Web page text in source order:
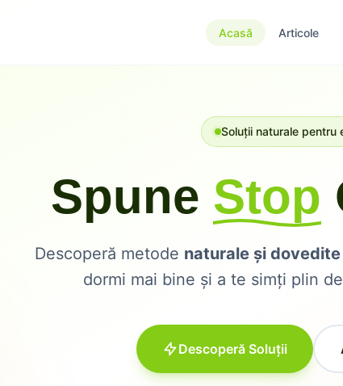
Acasă Articole
Soluții naturale pentru
Spune Stop
Descoperă metode naturale și dovedite
dormi mai bine și a te simți plin
Descoperă Soluții